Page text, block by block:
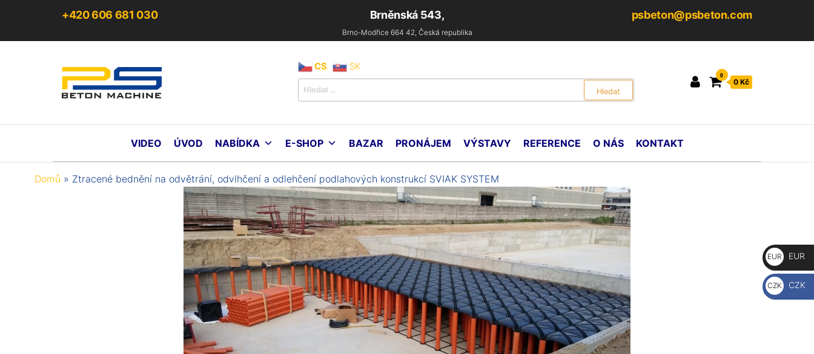
+420 606 681 030 Brněnská 543,
Brno-Modřice 664 42, Česká republika
psbeton@psbeton.com
Beton
s.r.o.
CS SK
0
0 Kč
VIDEO ÚVOD NABÍDKA E-SHOP BAZAR PRONÁJEM VÝSTAVY REFERENCE O NÁS KONTAKT
Domů » Ztracené bednění na odvětrání, odvlhčení a odlehčení podlahových konstrukcí SVIAK SYSTEM
EUR
€
EUR
CZK
Kč
CZK